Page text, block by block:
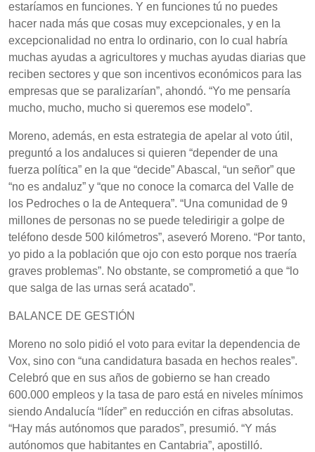
estaríamos en funciones. Y en funciones tú no puedes
hacer nada más que cosas muy excepcionales, y en la
excepcionalidad no entra lo ordinario, con lo cual habría
muchas ayudas a agricultores y muchas ayudas diarias que
reciben sectores y que son incentivos económicos para las
empresas que se paralizarían”, ahondó. “Yo me pensaría
mucho, mucho, mucho si queremos ese modelo”.
Moreno, además, en esta estrategia de apelar al voto útil,
preguntó a los andaluces si quieren “depender de una
fuerza política” en la que “decide” Abascal, “un señor” que
“no es andaluz” y “que no conoce la comarca del Valle de
los Pedroches o la de Antequera”. “Una comunidad de 9
millones de personas no se puede teledirigir a golpe de
teléfono desde 500 kilómetros”, aseveró Moreno. “Por tanto,
yo pido a la población que ojo con esto porque nos traería
graves problemas”. No obstante, se comprometió a que “lo
que salga de las urnas será acatado”.
BALANCE DE GESTIÓN
Moreno no solo pidió el voto para evitar la dependencia de
Vox, sino con “una candidatura basada en hechos reales”.
Celebró que en sus años de gobierno se han creado
600.000 empleos y la tasa de paro está en niveles mínimos
siendo Andalucía “líder” en reducción en cifras absolutas.
“Hay más autónomos que parados”, presumió. “Y más
autónomos que habitantes en Cantabria”, apostilló.